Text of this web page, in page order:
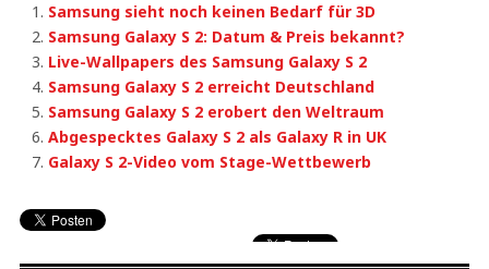
Samsung sieht noch keinen Bedarf für 3D
Samsung Galaxy S 2: Datum & Preis bekannt?
Live-Wallpapers des Samsung Galaxy S 2
Samsung Galaxy S 2 erreicht Deutschland
Samsung Galaxy S 2 erobert den Weltraum
Abgespecktes Galaxy S 2 als Galaxy R in UK
Galaxy S 2-Video vom Stage-Wettbewerb